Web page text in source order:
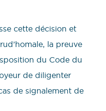
cette décision et
la preuve
du Code du
de diligenter
de signalement de